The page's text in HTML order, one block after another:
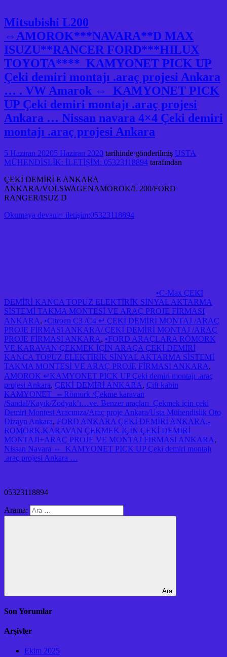
Mitsubishi L200
⇔AMOROK***NAVARA**D MAX
ISUZU**RANCER FORD***HILUX
TOYOTA**** KAMYONET PICK UP
Çeki demiri montajı .araç projesi Ankara
… . VW Amarok ⇔ KAMYONET PICK
UP Çeki demiri montajı .araç projesi
Ankara … Nissan navara 4×4 Çeki demiri
montajı .araç projesi Ankara
5 Haziran 20205 Haziran 2020 tarihinde gönderilmiş USTA
MÜHENDİSLİK: İLETİŞİM: 05323118894 tarafından
ÇEKİ DEMİRİ E ANKARA
ANKARA/VOLSWAGENAMOROK/L 200/FORD
RANGER/ISUZ D
Okumaya devam+ iletişim:05323118894
•C-Max ÇEKİ
DEMİRİ KANCA TOPUZ ELEKTİRİK SİNYAL AKTARMA
SİSTEMİ TAKMA MONTESİ VE ARAÇ PROJE FİRMASI
ANKARA, •Citroen C3 /C4 ↵ ÇEKİ DEMİRİ MONTAJ /ARAÇ
PROJE FİRMASI ANKARA/ ÇEKİ DEMİRİ MONTAJ /ARAÇ
PROJE FİRMASI ANKARA, •FORD ARAÇLARA RÖMORK
VE KARAVAN ÇEKMEK İÇİN ARAÇA ÇEKİ DEMİRİ
KANCA TOPUZ ELEKTİRİK SİNYAL AKTARMA SİSTEMİ
TAKMA MONTESİ VE ARAÇ PROJE FİRMASI ANKARA,
AMOROK ↵KAMYONET PICK UP Çeki demiri montajı .araç
projesi Ankara, ÇEKİ DEMİRİ ANKARA, Çift kabin
KAMYONET ⇔Römork /Çekme karavan
/Sandal/Kayık/Zodyak’ı…ve. Benzer araçları Çekmek için çeki
Demiri Montesi Aracınıza/Araç proje Ankara/Usta Mühendislik Oto
Dizayn Ankara, FORD ANKARA ÇEKİ DEMİRİ ANKARA.-
ROMORK.KARAVAN ÇEKMEK İÇİN ÇEKİ DEMİRİ
MONTAJI+ARAÇ PROJE VE MONTAJ FİRMASI ANKARA,
Nissan Navara ⇔ KAMYONET PICK UP Çeki demiri montajı
.araç projesi Ankara …
05323118894
Arama:
Ara
Son Yorumlar
Arşivler
Ekim 2025